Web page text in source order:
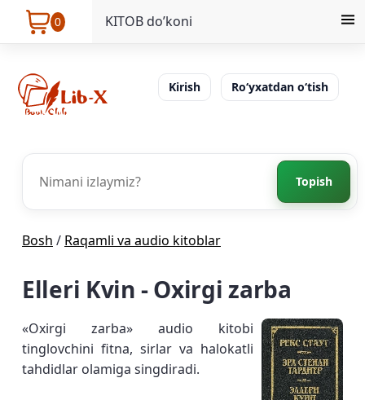
0 KITOB do’koni
Kirish Ro‘yxatdan o‘tish
Topish
Bosh / Raqamli va audio kitoblar
Elleri Kvin - Oxirgi zarba
«Oxirgi zarba» audio kitobi
tinglovchini fitna, sirlar va halokatli
tahdidlar olamiga singdiradi.